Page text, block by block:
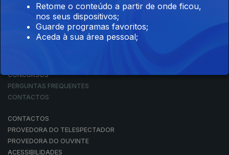
RTP ARQUIVOS
RTP ENSINA
RTP PLAY
EM DIRETO
CONCURSOS
PERGUNTAS FREQUENTES
CONTACTOS
CONTACTOS
PROVEDORA DO TELESPECTADOR
PROVEDORA DO OUVINTE
ACESSIBILIDADES
Retome o conteúdo a partir de onde ficou,
nos seus dispositivos;
Guarde programas favoritos;
Aceda à sua área pessoal;